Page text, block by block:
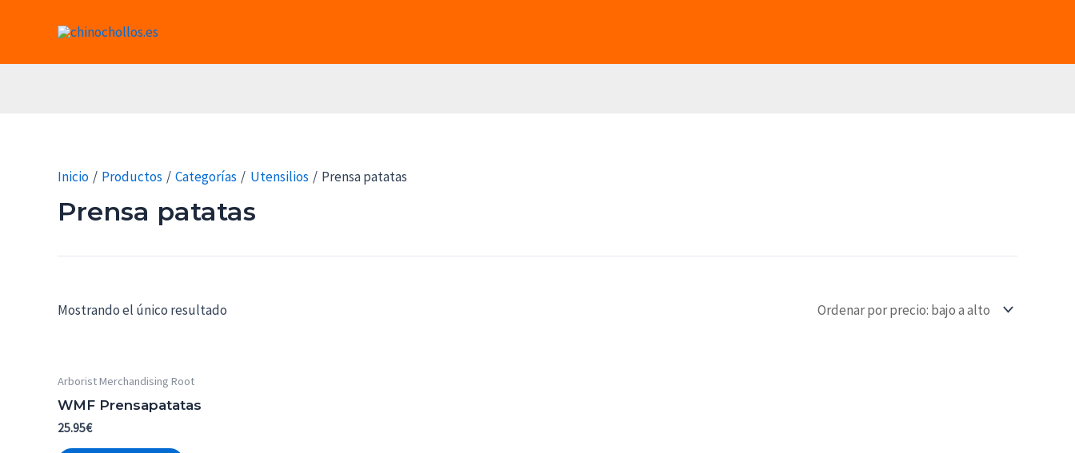
Inicio Productos Categorías Utensilios Prensa patatas
Prensa patatas
Mostrando el único resultado
Arborist Merchandising Root
WMF Prensapatatas
25.95€